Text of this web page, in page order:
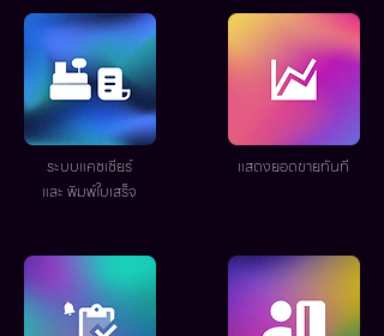
ระบบแคชเชียร์
และ พิมพ์ใบเสร็จ
แสดงยอดขายทันที